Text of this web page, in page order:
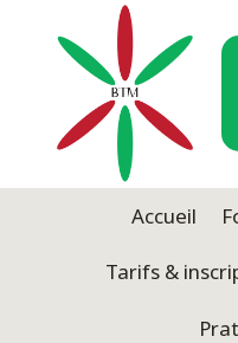
Accueil
Tarifs &